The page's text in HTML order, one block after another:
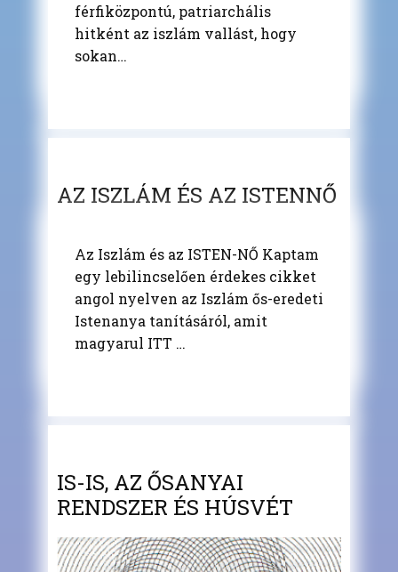
férfiközpontú, patriarchális
hitként az iszlám vallást, hogy
sokan…
AZ ISZLÁM ÉS AZ ISTENNŐ
Az Iszlám és az ISTEN-NŐ Kaptam
egy lebilincselően érdekes cikket
angol nyelven az Iszlám ős-eredeti
Istenanya tanításáról, amit
magyarul ITT …
IS-IS, AZ ŐSANYAI
RENDSZER ÉS HÚSVÉT